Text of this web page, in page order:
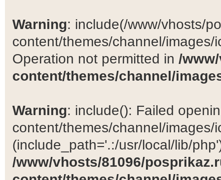
Warning: include(/www/vhosts/
content/themes/channel/
Operation not permitted in /
content/themes/channel/
Warning: include(): Failed
content/themes/channel/images/
(include_path='.:/usr/local/lib/
/www/vhosts/81096/